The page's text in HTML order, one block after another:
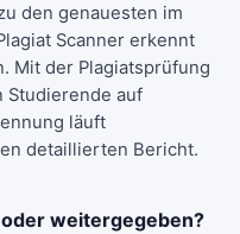
den genauesten im
Scanner erkennt
Mit der Plagiatsprüfung
Studierende auf
läuft
detaillierten Bericht.
weitergegeben?